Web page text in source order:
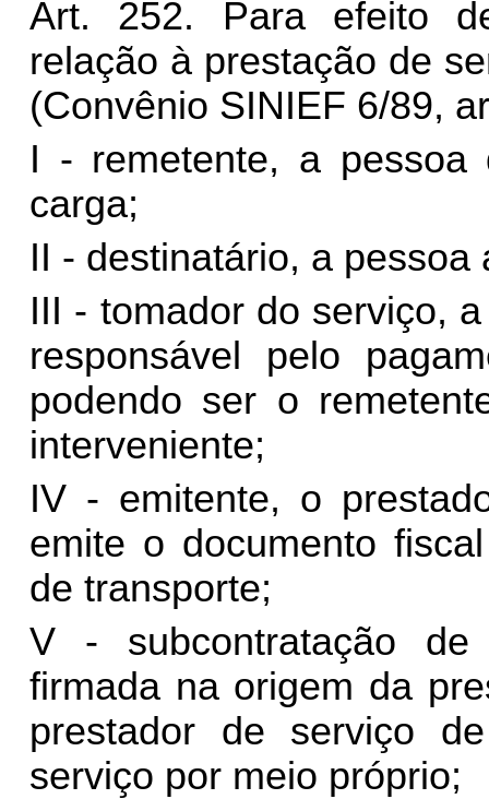
Art. 252. Para efeito
relação à prestação de
(Convênio SINIEF 6/89,
I - remetente, a pessoa
carga;
II - destinatário, a pessoa
III - tomador do serviço,
responsável pelo
podendo ser o
interveniente;
IV - emitente, o
emite o documento
de transporte;
V - subcontratação de
firmada na origem da
prestador de serviço
serviço por meio próprio;